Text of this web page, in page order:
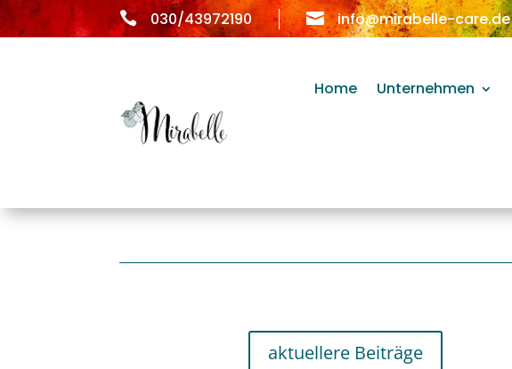
 030/43972190  info@mirabelle-care.de
Home Unternehmen
aktuellere Beiträge